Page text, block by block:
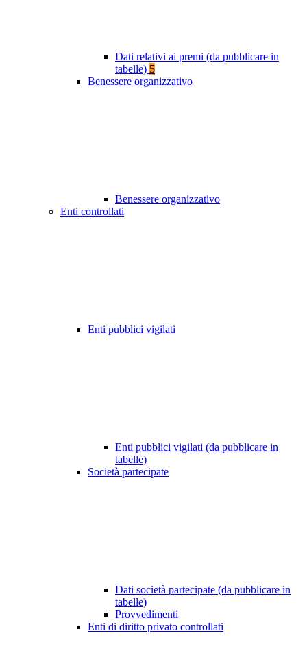
Dati relativi ai premi (da pubblicare in
tabelle) 5
Benessere organizzativo
Benessere organizzativo
Enti controllati
Enti pubblici vigilati
Enti pubblici vigilati (da pubblicare in
tabelle)
Società partecipate
Dati società partecipate (da pubblicare in
tabelle)
Provvedimenti
Enti di diritto privato controllati